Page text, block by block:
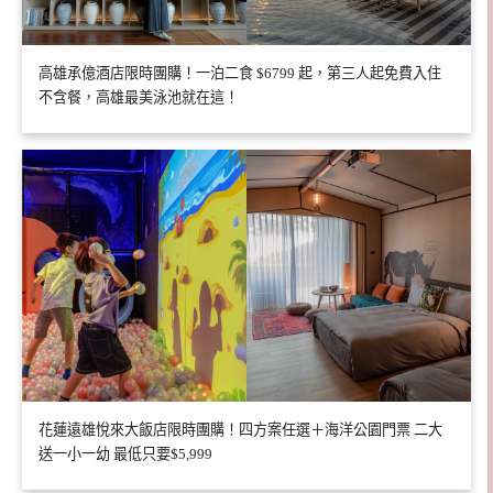
高雄承億酒店限時團購！一泊二食 $6799 起，第三人起免費入住
不含餐，高雄最美泳池就在這！
花蓮遠雄悅來大飯店限時團購！四方案任選＋海洋公園門票 二大
送一小一幼 最低只要$5,999